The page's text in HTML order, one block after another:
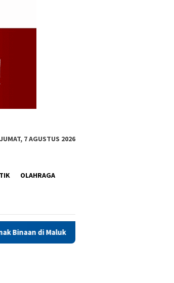
JUMAT, 7 AGUSTUS 2026
OLAHRAGA
Terima Remisi HUT RI